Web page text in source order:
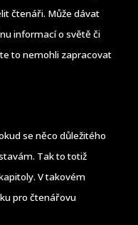
čtenáři. Může dávat
informací o světě či
to nemohli zapracovat
se něco důležitého
Tak to totiž
V takovém
pro čtenářovu